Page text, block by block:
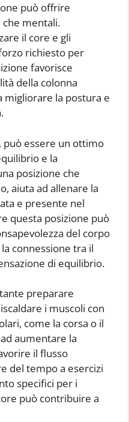
può offrire
mentali.
il core e gli
richiesto per
favorisce
della colonna
la postura e
può essere un ottimo
e la
posizione che
aiuta ad allenare la
e presente nel
questa posizione può
del corpo
connessione tra il
di equilibrio.
preparare
i muscoli con
come la corsa o il
aumentare la
il flusso
del tempo a esercizi
specifici per i
può contribuire a